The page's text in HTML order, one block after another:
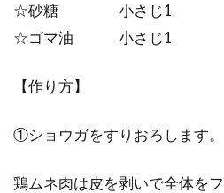
☆砂糖 小さじ1
☆ゴマ油 小さじ1
【作り方】
①ショウガをすりおろします。
鶏ムネ肉は皮を剥いで全体を